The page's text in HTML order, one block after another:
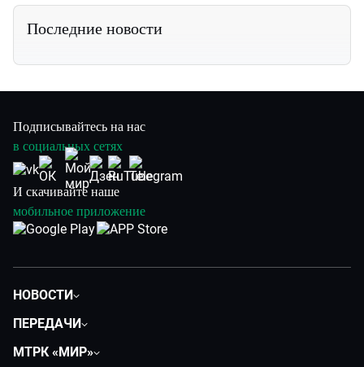
Последние новости
Подписывайтесь на нас
в социальных сетях
И скачивайте наше
мобильное приложение
НОВОСТИ
Происшествия
ПЕРЕДАЧИ
МТРК «МИР»